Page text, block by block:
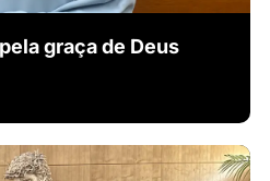
graça de Deus